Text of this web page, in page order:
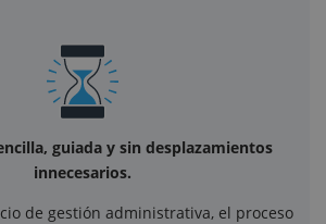
guiada y sin desplazamientos
innecesarios.
de gestión administrativa, el proceso